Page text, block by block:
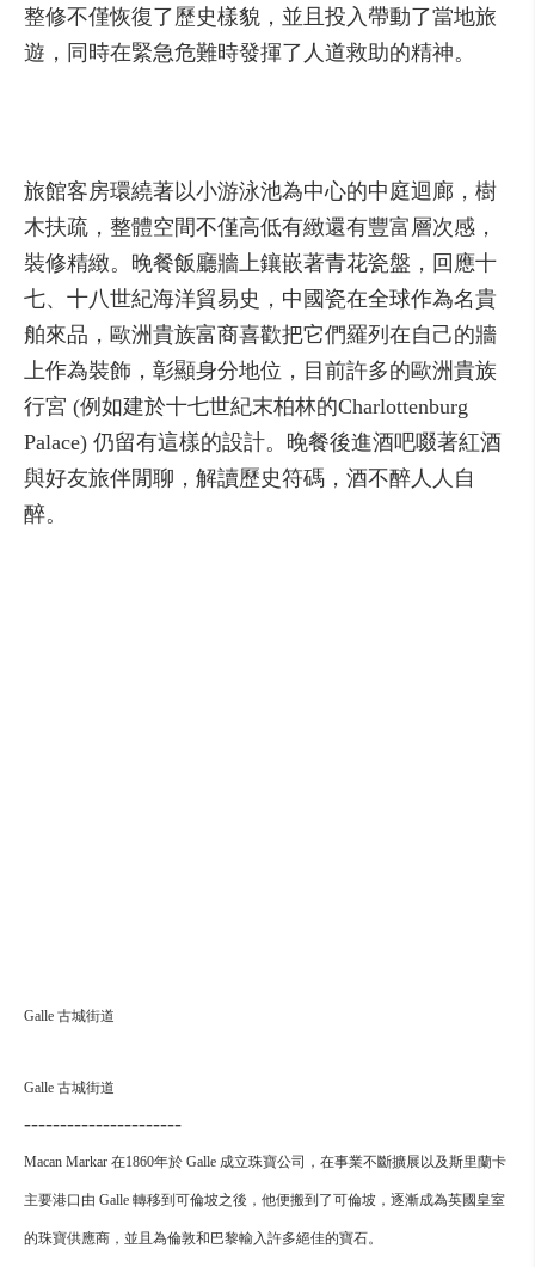
整修不僅恢復了歷史樣貌，並且投入帶動了當地旅
遊，同時在緊急危難時發揮了人道救助的精神。
旅館客房環繞著以小游泳池為中心的中庭迴廊，樹
木扶疏，整體空間不僅高低有緻還有豐富層次感，
裝修精緻。晚餐飯廳牆上鑲嵌著青花瓷盤，回應十
七、十八世紀海洋貿易史，中國瓷在全球作為名貴
舶來品，歐洲貴族富商喜歡把它們羅列在自己的牆
上作為裝飾，彰顯身分地位，目前許多的歐洲貴族
行宮 (例如建於十七世紀末柏林的Charlottenburg
Palace) 仍留有這樣的設計。晚餐後進酒吧啜著紅酒
與好友旅伴閒聊，解讀歷史符碼，酒不醉人人自
醉。
Galle 古城街道
Galle 古城街道
----------------------
Macan Markar 在1860年於 Galle 成立珠寶公司，在事業不斷擴展以及斯里蘭卡
主要港口由 Galle 轉移到可倫坡之後，他便搬到了可倫坡，逐漸成為英國皇室
的珠寶供應商，並且為倫敦和巴黎輸入許多絕佳的寶石。